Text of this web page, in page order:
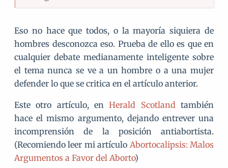
Eso no hace que todos, o la mayoría siquiera de
hombres desconozca eso. Prueba de ello es que en
cualquier debate medianamente inteligente sobre
el tema nunca se ve a un hombre o a una mujer
defender lo que se critica en el artículo anterior.
Este otro artículo, enHerald Scotlandtambién
hace el mismo argumento, dejando entrever una
incomprensión de la posición antiabortista.
(Recomiendo leer mi artículo Abortocalipsis: Malos
Argumentos a Favor del Aborto)